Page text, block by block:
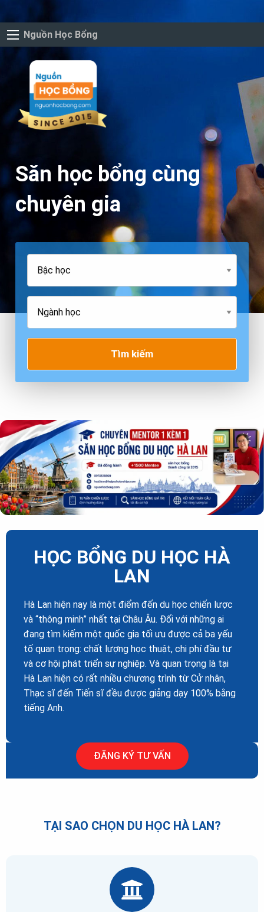
Nguồn Học Bổng
Săn học bổng cùng
chuyên gia
Tìm kiếm
HỌC BỔNG DU HỌC HÀ
LAN
Hà Lan hiện nay là một điểm đến du học chiến lược
và “thông minh” nhất tại Châu Âu. Đối với những ai
đang tìm kiếm một quốc gia tối ưu được cả ba yếu
tố quan trọng: chất lượng học thuật, chi phí đầu tư
và cơ hội phát triển sự nghiệp. Và quan trọng là tại
Hà Lan hiện có rất nhiều chương trình từ Cử nhân,
Thạc sĩ đến Tiến sĩ đều được giảng dạy 100% bằng
tiếng Anh.
ĐĂNG KÝ TƯ VẤN
TẠI SAO CHỌN DU HỌC HÀ LAN?